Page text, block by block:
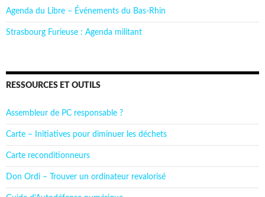
Agenda du Libre – Événements du Bas-Rhin
Strasbourg Furieuse : Agenda militant
RESSOURCES ET OUTILS
Assembleur de PC responsable ?
Carte – Initiatives pour diminuer les déchets
Carte reconditionneurs
Don Ordi – Trouver un ordinateur revalorisé